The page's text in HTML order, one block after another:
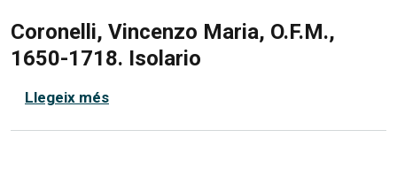
Coronelli, Vincenzo Maria, O.F.M.,
1650-1718. Isolario
Llegeix méssobre Coronelli, Vincenzo Maria, O.F.M.,